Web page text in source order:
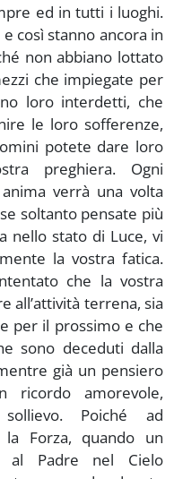
ed in tutti i luoghi.
così stanno ancora in
non abbiano lottato
che impiegate per
loro interdetti, che
le loro sofferenze,
potete dare loro
preghiera. Ogni
verrà una volta
soltanto pensate più
nello stato di Luce, vi
la vostra fatica.
che la vostra
all’attività terrena, sia
per il prossimo e che
sono deceduti dalla
già un pensiero
ricordo amorevole,
Poiché ad
la Forza, quando un
al Padre nel Cielo